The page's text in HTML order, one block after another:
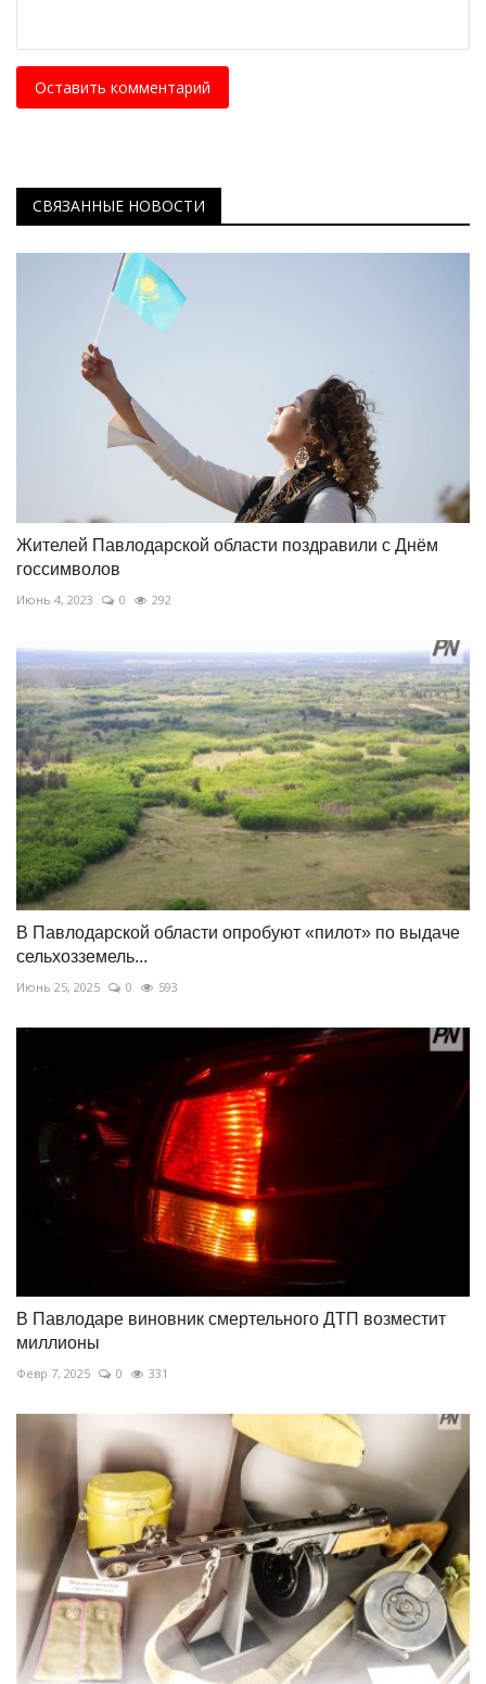
Оставить комментарий
СВЯЗАННЫЕ НОВОСТИ
Жителей Павлодарской области поздравили с Днём
госсимволов
Июнь 4, 2023 0 292
В Павлодарской области опробуют «пилот» по выдаче
сельхозземель...
Июнь 25, 2025 0 593
В Павлодаре виновник смертельного ДТП возместит
миллионы
Февр 7, 2025 0 331